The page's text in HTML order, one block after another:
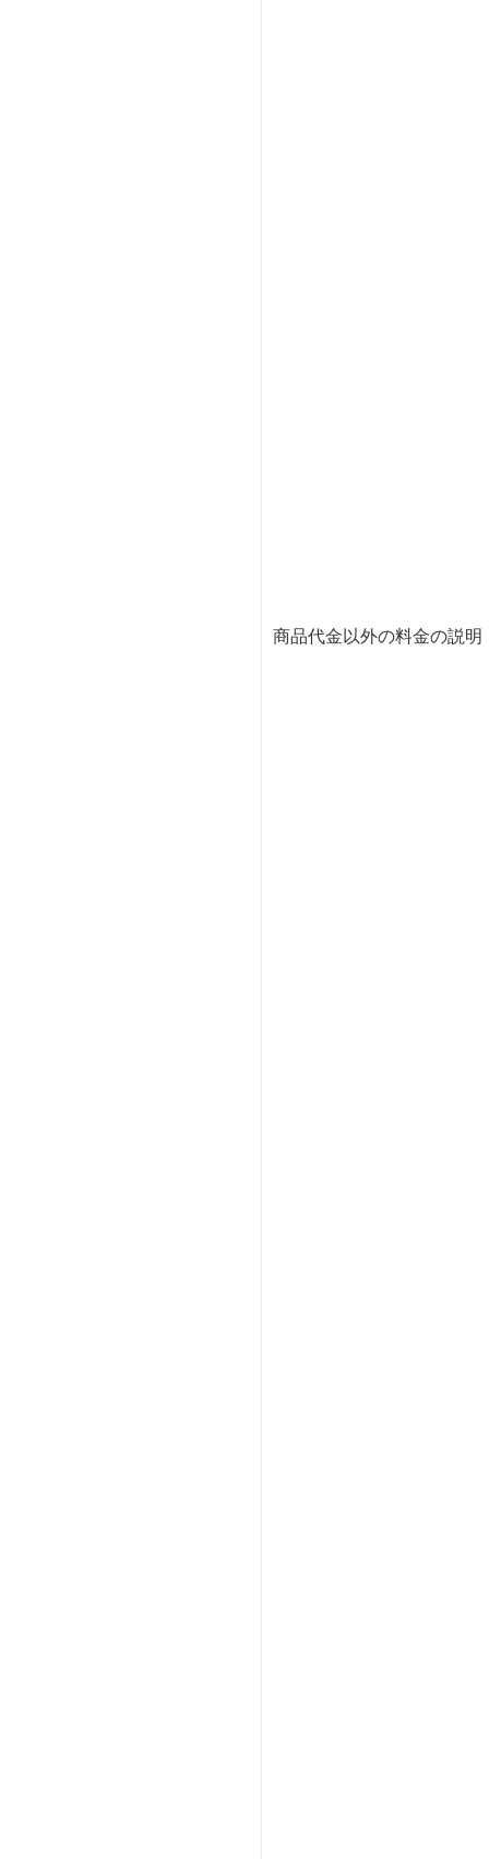
商品代金以外の料金の説明